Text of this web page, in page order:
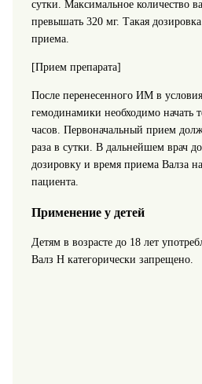
сутки. Максимальное количество
превышать 320 мг. Такая дозировка
приема.
[Прием препарата]
После перенесенного ИМ в
гемодинамики необходимо начать
часов. Первоначальный прием
раза в сутки. В дальнейшем врач
дозировку и время приема Валза
пациента.
Применение у детей
Детям в возрасте до 18 лет
Валз Н категорически запрещено.